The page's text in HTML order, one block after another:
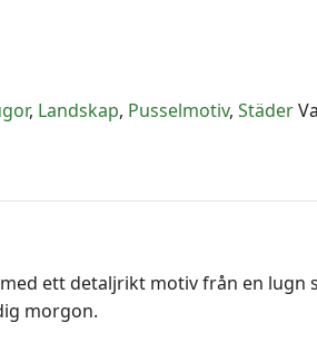
, Landskap, Pusselmotiv, Städer
ett detaljrikt motiv från en
morgon.